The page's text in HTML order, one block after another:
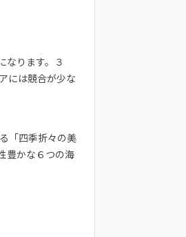
なります。３
には競合が少な
「四季折々の美
豊かな６つの海